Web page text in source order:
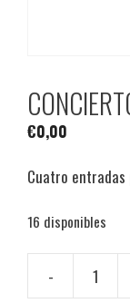
€0,00
Cuatro
16 disponibles
-